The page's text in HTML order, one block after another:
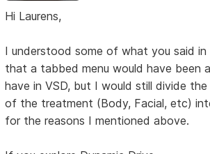
Hi Laurens,
I understood some of what you said in
that a tabbed menu would have been
have in VSD, but I would still divide
of the treatment (Body, Facial, etc)
for the reasons I mentioned above.